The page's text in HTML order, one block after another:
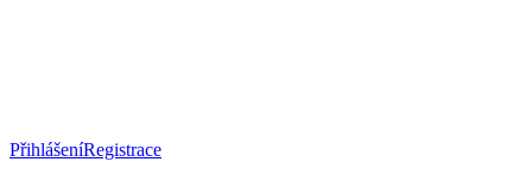
PřihlášeníRegistrace